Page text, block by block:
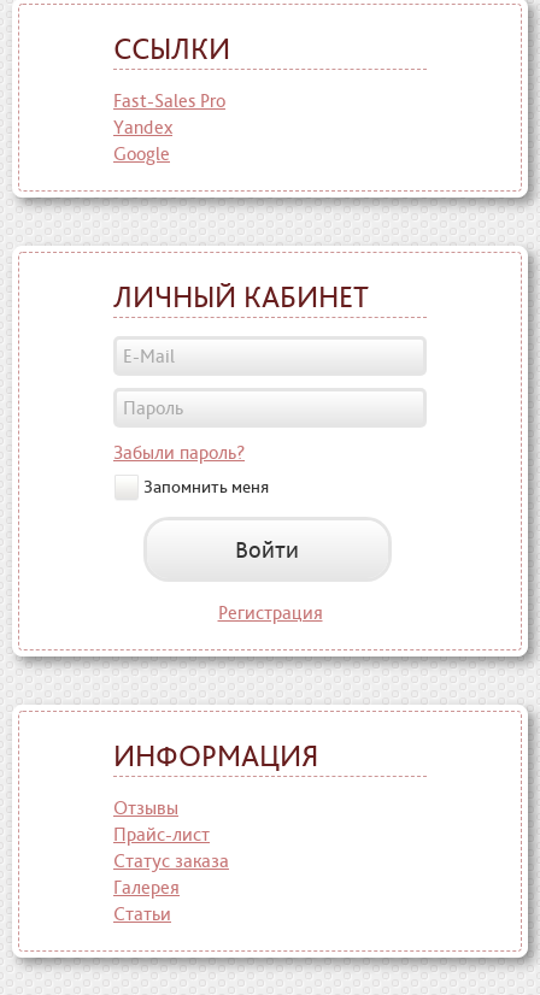
ССЫЛКИ
Fast-Sales Pro
Yandex
Google
ЛИЧНЫЙ КАБИНЕТ
Забыли пароль?
Запомнить меня
Войти
Регистрация
ИНФОРМАЦИЯ
Отзывы
Прайс-лист
Статус заказа
Галерея
Статьи